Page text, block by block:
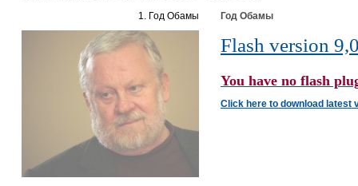
1. Год Обамы Год Обамы
Flash version
You have no flash
Click here to download latest